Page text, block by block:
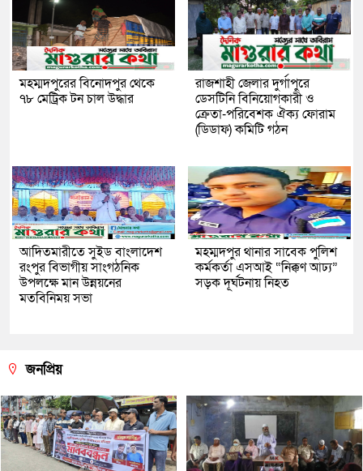
মহম্মদপুরের বিনোদপুর থেকে
৭৮ মেট্রিক টন চাল উদ্ধার
রাজশাহী জেলার দুর্গাপুরে
ডেসটিনি বিনিয়োগকারী ও
ক্রেতা-পরিবেশক ঐক্য ফোরাম
(ডিডাফ) কমিটি গঠন
আদিতমারীতে সুইড বাংলাদেশ
রংপুর বিভাগীয় সাংগঠনিক
উপলক্ষে মান উন্নয়নের
মতবিনিময় সভা
মহম্মদপুর থানার সাবেক পুলিশ
কর্মকর্তা এসআই “নিক্কণ আঢ্য”
সড়ক দূর্ঘটনায় নিহত
জনপ্রিয়